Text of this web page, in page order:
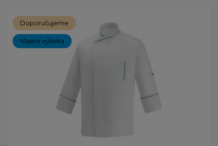
Doporučujeme
Vlastní výšivka